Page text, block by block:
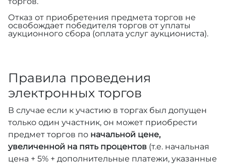
Отказ от приобретения предмета торгов не
освобождает победителя торгов от уплаты
аукционного сбора (оплата услуг аукциониста).
Правила проведения
электронных торгов
В случае если к участию в торгах был допущен
только один участник, он может приобрести
предмет торгов по начальной цене,
увеличенной на пять процентов (т.е. начальная
цена + 5% + дополнительные платежи, указанные